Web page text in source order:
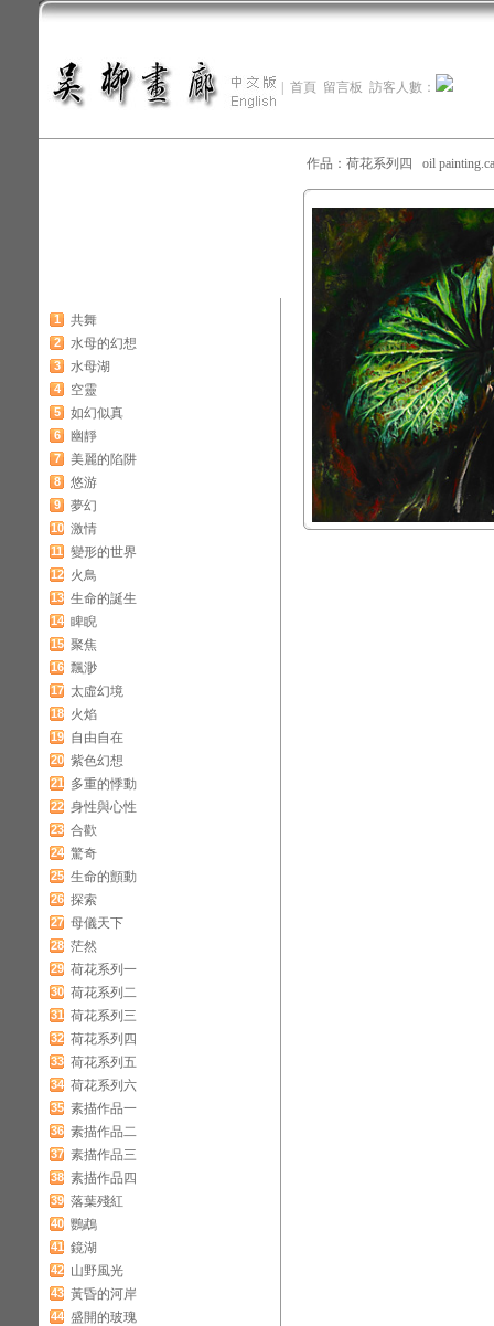
首頁 留言板 訪客人數：
1 共舞
2 水母的幻想
3 水母湖
4 空靈
5 如幻似真
6 幽靜
7 美麗的陷阱
8 悠游
9 夢幻
10 激情
11 變形的世界
12 火鳥
13 生命的誕生
14 睥睨
15 聚焦
16 飄渺
17 太虛幻境
18 火焰
19 自由自在
20 紫色幻想
21 多重的悸動
22 身性與心性
23 合歡
24 驚奇
25 生命的顫動
26 探索
27 母儀天下
28 茫然
29 荷花系列一
30 荷花系列二
31 荷花系列三
32 荷花系列四
33 荷花系列五
34 荷花系列六
35 素描作品一
36 素描作品二
37 素描作品三
38 素描作品四
39 落葉殘紅
40 鸚鵡
41 鏡湖
42 山野風光
43 黃昏的河岸
44 盛開的玻瑰
作品：荷花系列四 oil